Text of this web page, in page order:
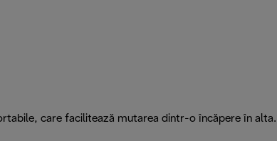
care facilitează mutarea dintr-o încăpere în alta.